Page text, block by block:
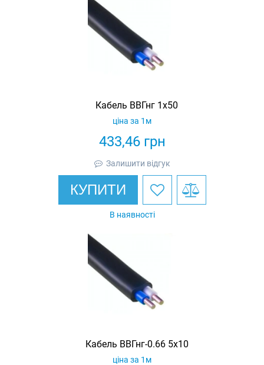
Кабель ВВГнг 1х50
433,46грн
ціна за 1м
Залишити відгук
КУПИТИ
В наявності
Кабель ВВГнг-0.66 5х10
ціна за 1м